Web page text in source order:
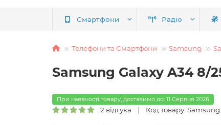
Смартфони Радіо
Телефони та Смартфони Samsung
Samsung Galaxy A34 8/
При наявності товару, доставимо до: 11 Серпня 2026
2 відгука Код товару: